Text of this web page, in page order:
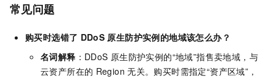
常见问题
购买时选错了 DDoS 原生防护实例的地域该怎么办？
名词解释 ：DDoS 原生防护实例的“地域”指售卖地域，与
云资产所在的 Region 无关。购买时需指定“资产区域”，